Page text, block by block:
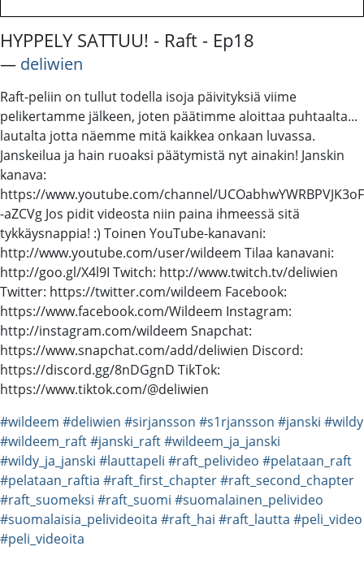
HYPPELY SATTUU! - Raft - Ep18
― deliwien
Raft-peliin on tullut todella isoja päivityksiä viime
pelikertamme jälkeen, joten päätimme aloittaa puhtaalta...
lautalta jotta näemme mitä kaikkea onkaan luvassa.
Janskeilua ja hain ruoaksi päätymistä nyt ainakin! Janskin
kanava:
https://www.youtube.com/channel/UCOabhwYWRBPVJK3oF
-aZCVg Jos pidit videosta niin paina ihmeessä sitä
tykkäysnappia! :) Toinen YouTube-kanavani:
http://www.youtube.com/user/wildeem Tilaa kanavani:
http://goo.gl/X4l9I Twitch: http://www.twitch.tv/deliwien
Twitter: https://twitter.com/wildeem Facebook:
https://www.facebook.com/Wildeem Instagram:
http://instagram.com/wildeem Snapchat:
https://www.snapchat.com/add/deliwien Discord:
https://discord.gg/8nDGgnD TikTok:
https://www.tiktok.com/@deliwien
#wildeem #deliwien #sirjansson #s1rjansson #janski #wildy
#wildeem_raft#janski_raft#wildeem_ja_janski
#wildy_ja_janski #lauttapeli #raft_pelivideo #pelataan_raft
#pelataan_raftia #raft_first_chapter#raft_second_chapter
#raft_suomeksi #raft_suomi #suomalainen_pelivideo
#suomalaisia_pelivideoita #raft_hai #raft_lautta #peli_video
#peli_videoita